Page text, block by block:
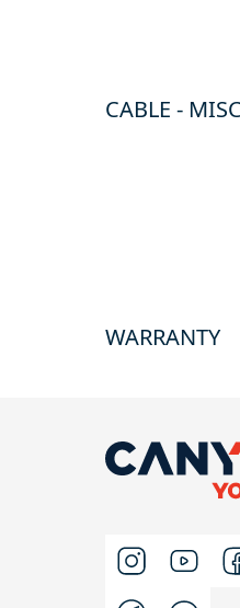
CABLE -
WARRANTY